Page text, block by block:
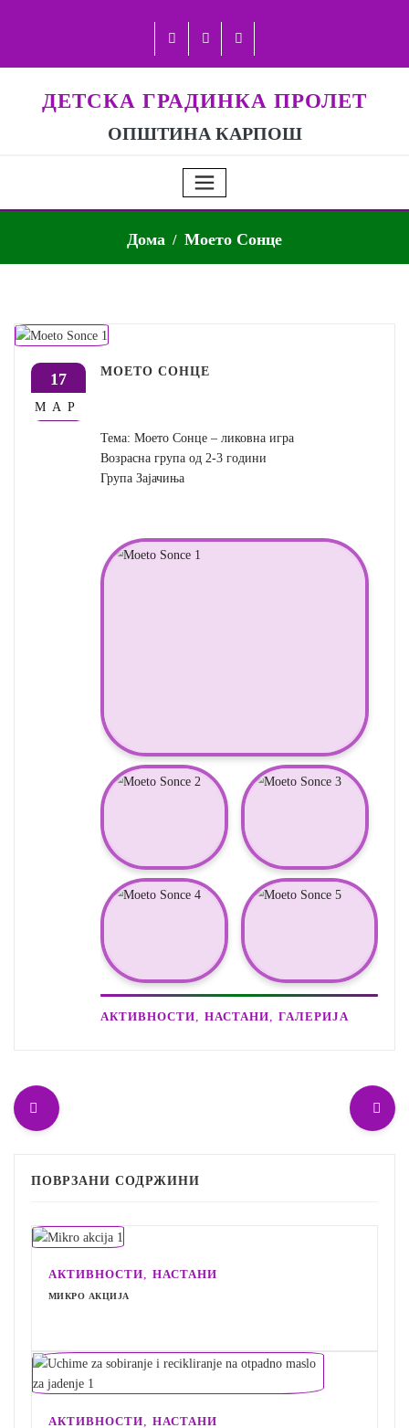
ДЕТСКА ГРАДИНКА ПРОЛЕТ
ОПШТИНА КАРПОШ
Дома Моето Сонце
17
МАР
МОЕТО СОНЦЕ
Тема: Моето Сонце – ликовна игра
Возрасна група од 2-3 години
Група Зајачиња
АКТИВНОСТИ ,НАСТАНИ ,ГАЛЕРИЈА
ПОВРЗАНИ СОДРЖИНИ
АКТИВНОСТИ, НАСТАНИ
МИКРО АКЦИЈА
АКТИВНОСТИ, НАСТАНИ